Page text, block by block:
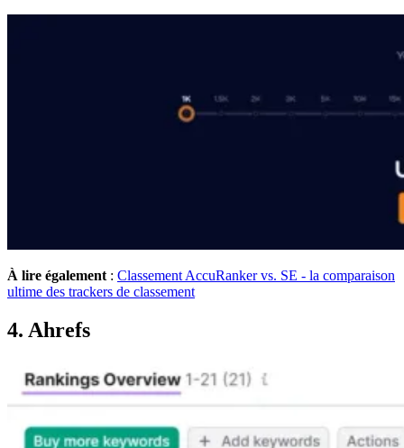
À lire également : Classement AccuRanker vs. SE - la comparaison
ultime des trackers de classement
4. Ahrefs